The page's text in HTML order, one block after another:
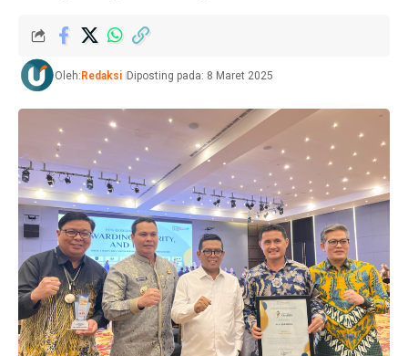
Oleh: Redaksi Diposting pada: 8 Maret 2025